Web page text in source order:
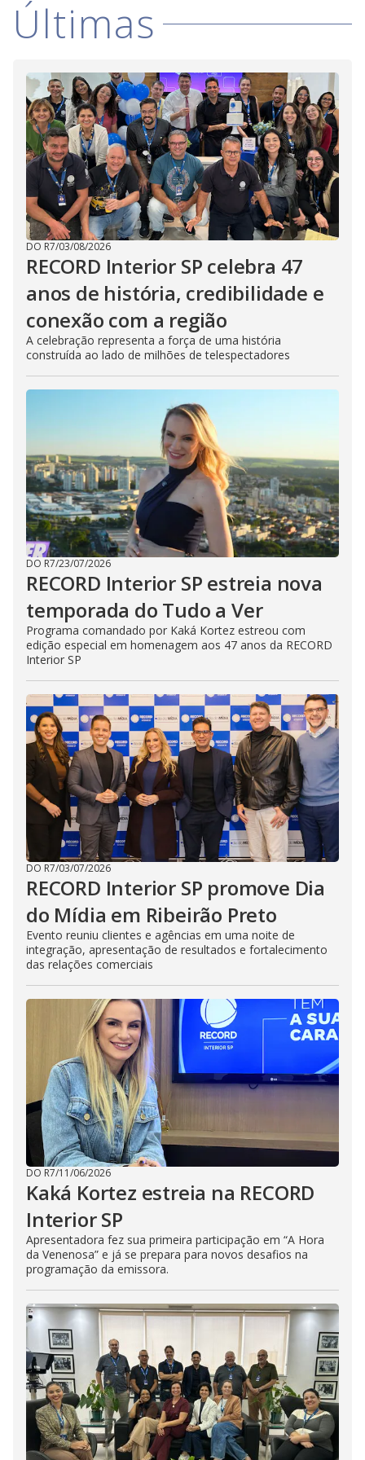
y
V
i
d
e
o
Últimas
DO R7/03/08/2026
RECORD Interior SP celebra 47
anos de história, credibilidade e
conexão com a região
A celebração representa a força de uma história
construída ao lado de milhões de telespectadores
DO R7/23/07/2026
RECORD Interior SP estreia nova
temporada do Tudo a Ver
Programa comandado por Kaká Kortez estreou com
edição especial em homenagem aos 47 anos da RECORD
Interior SP
DO R7/03/07/2026
RECORD Interior SP promove Dia
do Mídia em Ribeirão Preto
Evento reuniu clientes e agências em uma noite de
integração, apresentação de resultados e fortalecimento
das relações comerciais
DO R7/11/06/2026
Kaká Kortez estreia na RECORD
Interior SP
Apresentadora fez sua primeira participação em “A Hora
da Venenosa” e já se prepara para novos desafios na
programação da emissora.